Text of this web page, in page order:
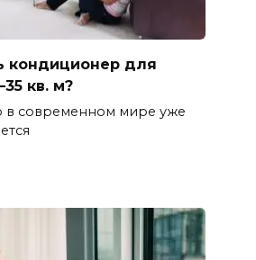
кондиционер для
кв. м?
в современном мире уже